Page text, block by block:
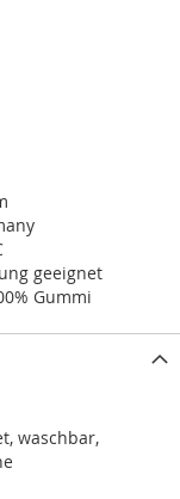
geeignet
Gummi
waschbar,